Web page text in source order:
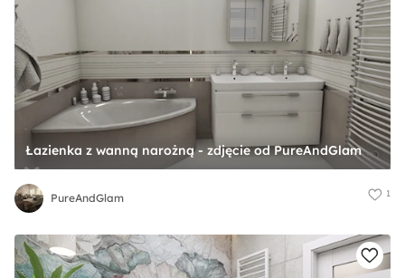
Łazienka z wanną narożną - zdjęcie od PureAndGlam
PureAndGlam 1